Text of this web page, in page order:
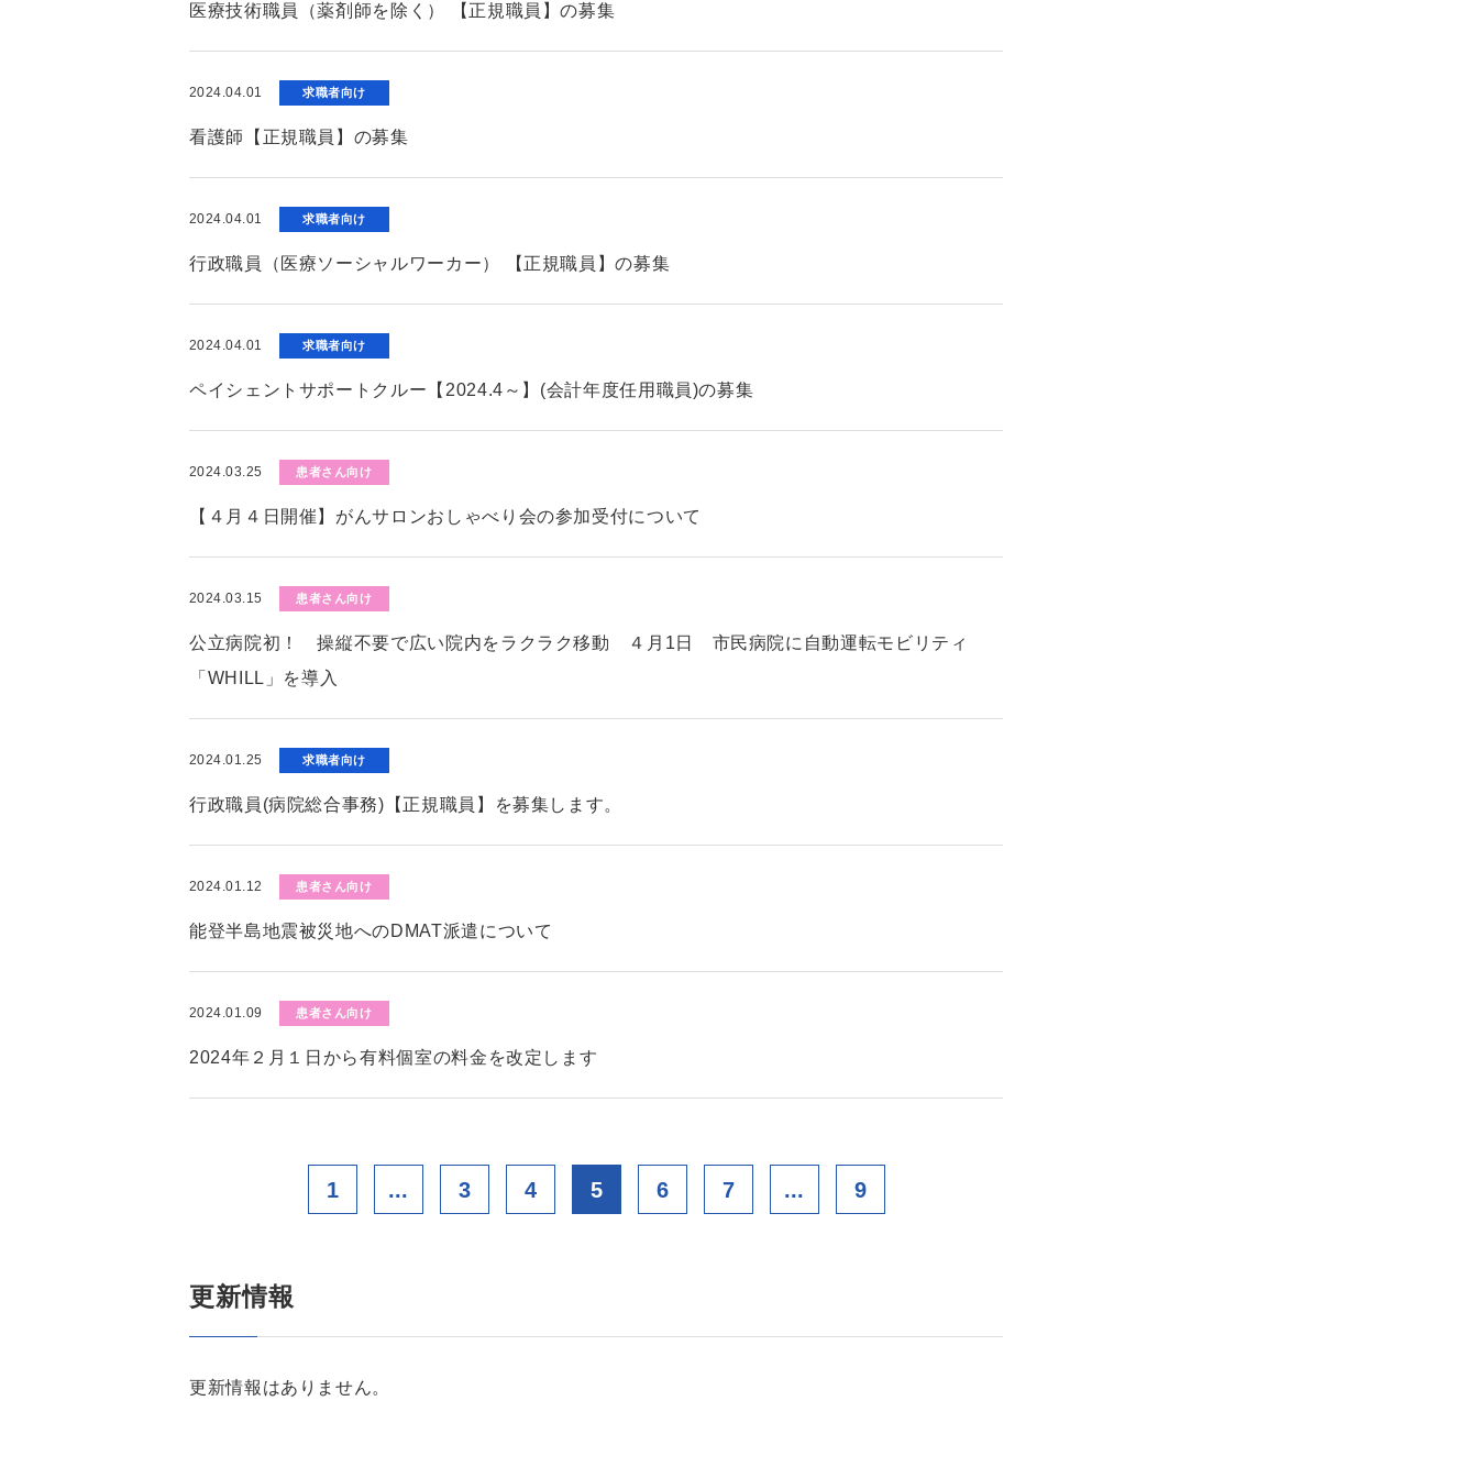
医療技術職員（薬剤師を除く） 【正規職員】の募集
2024.04.01 求職者向け
看護師【正規職員】の募集
2024.04.01 求職者向け
行政職員（医療ソーシャルワーカー） 【正規職員】の募集
2024.04.01 求職者向け
ペイシェントサポートクルー【2024.4～】(会計年度任用職員)の募集
2024.03.25 患者さん向け
【４月４日開催】がんサロンおしゃべり会の参加受付について
2024.03.15 患者さん向け
公立病院初！ 操縦不要で広い院内をラクラク移動 ４月1日 市民病院に自動運転モビリティ
「WHILL」を導入
2024.01.25 求職者向け
行政職員(病院総合事務)【正規職員】を募集します。
2024.01.12 患者さん向け
能登半島地震被災地へのDMAT派遣について
2024.01.09 患者さん向け
2024年２月１日から有料個室の料金を改定します
1 ... 3 4 5 6 7 ... 9
更新情報
更新情報はありません。